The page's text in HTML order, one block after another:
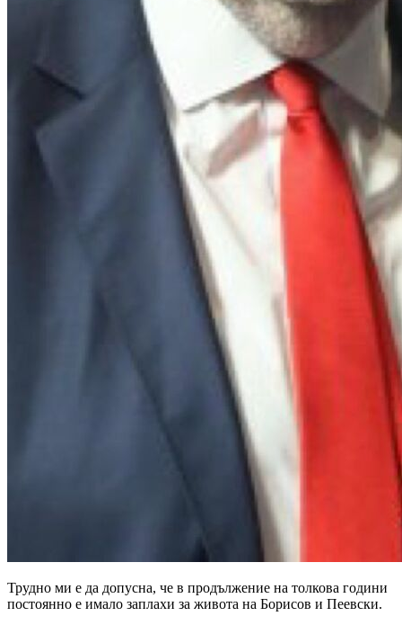
Трудно ми е да допусна, че в продължение на толкова години
постоянно е имало заплахи за живота на Борисов и Пеевски.